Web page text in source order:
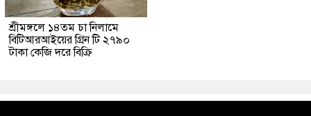
শ্রীমঙ্গলে ১৪তম চা নিলামে
বিটিআরআইয়ের গ্রিন টি ২৭৯০
টাকা কেজি দরে বিক্রি